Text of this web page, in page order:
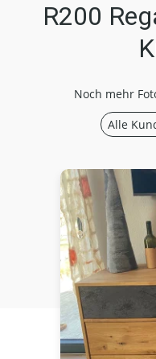
R200
Noch mehr
Alle